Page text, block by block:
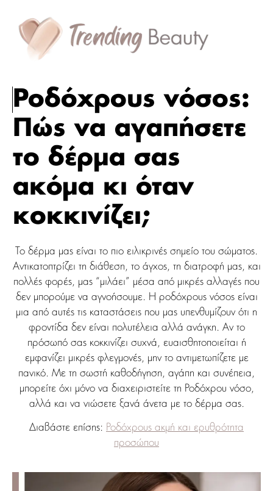
Ροδόχρους νόσος:
Πώς να αγαπήσετε
το δέρμα σας
ακόμα κι όταν
κοκκινίζει;
Το δέρμα μας είναι το πιο ειλικρινές σημείο του σώματος.
Αντικατοπτρίζει τη διάθεση, το άγχος, τη διατροφή μας, και
πολλές φορές, μας “μιλάει” μέσα από μικρές αλλαγές που
δεν μπορούμε να αγνοήσουμε. Η ροδόχρους νόσος είναι
μια από αυτές τις καταστάσεις που μας υπενθυμίζουν ότι η
φροντίδα δεν είναι πολυτέλεια αλλά ανάγκη. Αν το
πρόσωπό σας κοκκινίζει συχνά, ευαισθητοποιείται ή
εμφανίζει μικρές φλεγμονές, μην το αντιμετωπίζετε με
πανικό. Με τη σωστή καθοδήγηση, αγάπη και συνέπεια,
μπορείτε όχι μόνο να διαχειριστείτε τη Ροδόχρου νόσο,
αλλά και να νιώσετε ξανά άνετα με το δέρμα σας.
Διαβάστε επίσης: Ροδόχρους ακμή και ερυθρότητα
προσώπου